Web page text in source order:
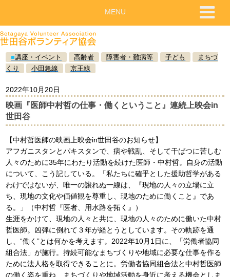
■講座・イベント 高齢者 障害者・難病等 子ども
まちづ
くり
小田急線 京王線
2022年10月20日
映画『医師中村哲の仕事・働くということ』連続上映会in
世田谷
【中村哲医師の映画上映会in世田谷のお知らせ】
アフガニスタンとパキスタンで、病や戦乱、そして干ばつに苦しむ
人々のために35年にわたり活動を続けた医師・中村哲。自身の活動
について、こう記している。「私たちに確乎とした援助哲学がある
わけではないが、唯一の譲れぬ一線は、『現地の人々の立場に立
ち、現地の文化や価値観を尊重し、現地のために働くこと』であ
る。」（中村哲『医者、用水路を拓く』）
生涯をかけて、現地の人々と共に、現地の人々のために働いた中村
哲医師。凶弾に倒れて３年が経とうとしています。その軌跡を通
し、“働く”とは何かを考えます。2022年10月1日に、「労働者協同
組合法」が施行。持続可能なまちづくりや地域に必要な仕事を作る
ために法人格を取得できることに。労働者協同組合法と中村哲医師
の働く姿を重ね、まちづくりや地域活動を身近に考える機会としま
MENU